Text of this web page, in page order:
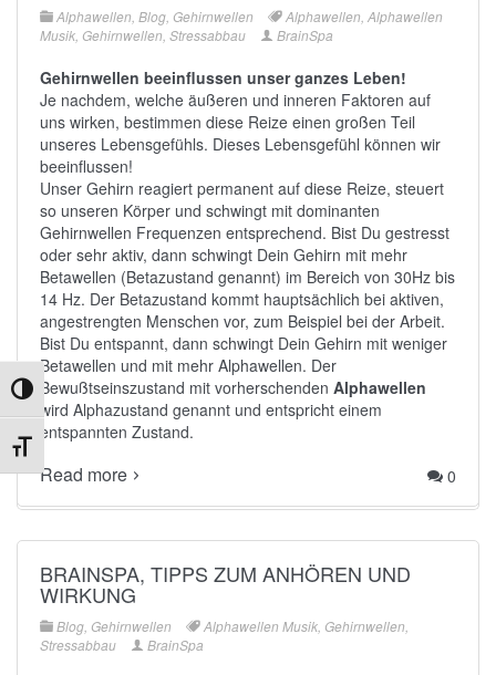
Umschalten auf hohe Kontraste
Schrift vergrößern
Alphawellen Blog Gehirnwellen Alphawellen Alphawellen
Musik Gehirnwellen Stressabbau BrainSpa
Gehirnwellen beeinflussen unser ganzes Leben!
Je nachdem, welche äußeren und inneren Faktoren auf
uns wirken, bestimmen diese Reize einen großen Teil
unseres Lebensgefühls. Dieses Lebensgefühl können wir
beeinflussen!
Unser Gehirn reagiert permanent auf diese Reize, steuert
so unseren Körper und schwingt mit dominanten
Gehirnwellen Frequenzen entsprechend. Bist Du gestresst
oder sehr aktiv, dann schwingt Dein Gehirn mit mehr
Betawellen (Betazustand genannt) im Bereich von 30Hz bis
14 Hz. Der Betazustand kommt hauptsächlich bei aktiven,
angestrengten Menschen vor, zum Beispiel bei der Arbeit.
Bist Du entspannt, dann schwingt Dein Gehirn mit weniger
Betawellen und mit mehr Alphawellen. Der
Bewußtseinszustand mit vorherschenden Alphawellen
wird Alphazustand genannt und entspricht einem
entspannten Zustand.
0
Read more
BRAINSPA, TIPPS ZUM ANHÖREN UND
WIRKUNG
Blog Gehirnwellen Alphawellen Musik Gehirnwellen
Stressabbau
BrainSpa